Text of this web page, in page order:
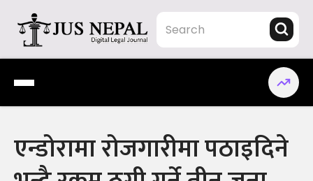
content
Jus Nepal | www.jusnepal.com
Digital Legal Journal
एन्डोरामा रोजगारीमा पठाइदिने